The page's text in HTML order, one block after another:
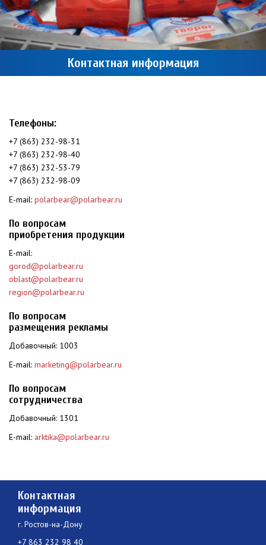
Контактная информация
Телефоны:
+7 (863) 232-98-31
+7 (863) 232-98-40
+7 (863) 232-53-79
+7 (863) 232-98-09
E-mail: polarbear@polarbear.ru
По вопросам
приобретения продукции
E-mail:
gorod@polarbear.ru
oblast@polarbear.ru
region@polarbear.ru
По вопросам
размещения рекламы
Добавочный: 1003
E-mail: marketing@polarbear.ru
По вопросам
сотрудничества
Добавочный: 1301
E-mail: arktika@polarbear.ru
Контактная
информация
г. Ростов-на-Дону
+7 863 232 98 40